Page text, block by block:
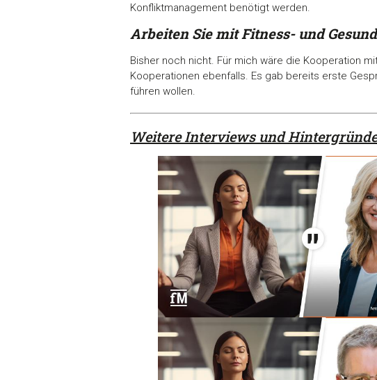
Konfliktmanagement benötigt werden.
Arbeiten Sie mit Fitness- und
Bisher noch nicht. Für mich wäre die Kooperation
Kooperationen ebenfalls. Es gab bereits erste
führen wollen.
Weitere Interviews und Hintergründe